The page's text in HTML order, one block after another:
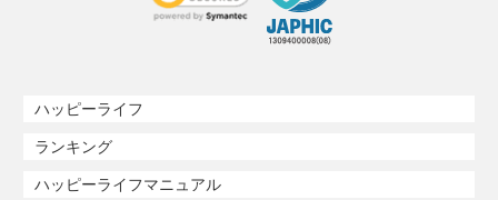
ハッピーライフ
ランキング
ハッピーライフマニュアル